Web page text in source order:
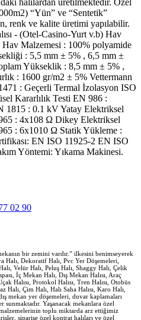
“Yün” ve “Sentetik”
renk ve kalite üretimi yapılabilir.
- (Otel-Casino-Yurt v.b) Hav
Hav Malzemesi : 100% polyamide
: 5,5 mm ± 5% , 6,5 mm ±
Yükseklik : 8,5 mm ± 5% ,
: 1600 gr/m2 ± 5% Vettermann
: Geçerli Termal İzolasyon ISO
Kararlılık Testi EN 986 :
1815 : 0.1 kV Yatay Elektriksel
: 4x108 Ω Dikey Elektriksel
: 6x1010 Ω Statik Yükleme :
EN ISO 11925-2 EN ISO
Yöntemi: Yıkama Makinesi.
02 90
bir zemini vardır.” ilkesini benimseyerek
Dekoratif Halı, Pvc Yer Döşemeleri,
Velür Halı, Peluş Halı, Shaggy Halı, Çelik
İç Mekan Halı, Dış Mekan Halısı, Araç
Halısı, Protokol Halısı, Tren Halısı, Otobüs
Halı, Çim Halı, Halı Saha Halısı, Karo Halı,
mekan yer döşemeleri, duvar kaplamaları
Yaşanacak mekanlara özel
toplu miktarda arz ettiğimiz
siparişe özel kontrat halıları ve özel